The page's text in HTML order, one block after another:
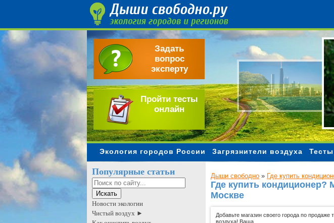
Задать
вопрос
эксперту
Пройти тесты
онлайн
Экология городов России Загрязнители воздуха
Популярные статьи
Новости экологии
Чистый воздух ►
Дыши свободно » Где купить
Где купить кондиционер?
Москве
Добавьте магазин своего города по продаже
воздуха! Ваша